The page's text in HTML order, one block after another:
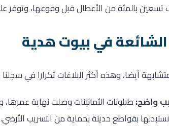
تسعين بالمئة من الأعطال قبل وقوعها، وتوفر
الشائعة في بيوت هدية
أيضا، وهذه أكثر البلاغات تكرارا في
واضح: طبلونات الثمانينات وصلت نهاية
بقواطع حديثة بحماية من التسريب الأرضي.